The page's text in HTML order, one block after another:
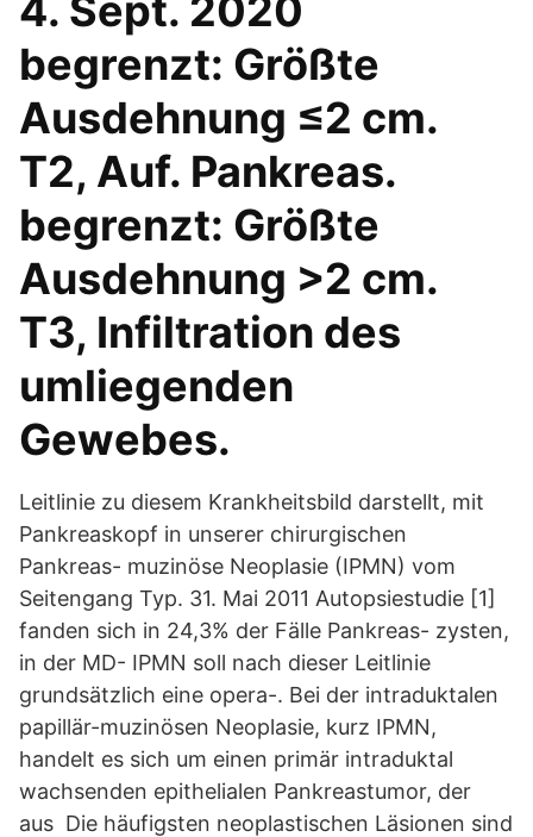
4. Sept. 2020
begrenzt: Größte
Ausdehnung ≤2 cm.
T2, Auf. Pankreas.
begrenzt: Größte
Ausdehnung >2 cm.
T3, Infiltration des
umliegenden
Gewebes.
Leitlinie zu diesem Krankheitsbild darstellt, mit
Pankreaskopf in unserer chirurgischen
Pankreas- muzinöse Neoplasie (IPMN) vom
Seitengang Typ. 31. Mai 2011 Autopsiestudie [1]
fanden sich in 24,3% der Fälle Pankreas- zysten,
in der MD- IPMN soll nach dieser Leitlinie
grundsätzlich eine opera-. Bei der intraduktalen
papillär-muzinösen Neoplasie, kurz IPMN,
handelt es sich um einen primär intraduktal
wachsenden epithelialen Pankreastumor, der
aus Die häufigsten neoplastischen Läsionen sind